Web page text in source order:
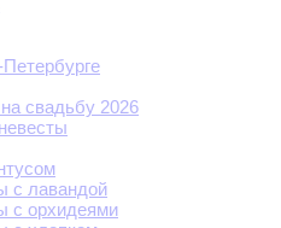
свадьбу 2026
с лавандой
с орхидеями